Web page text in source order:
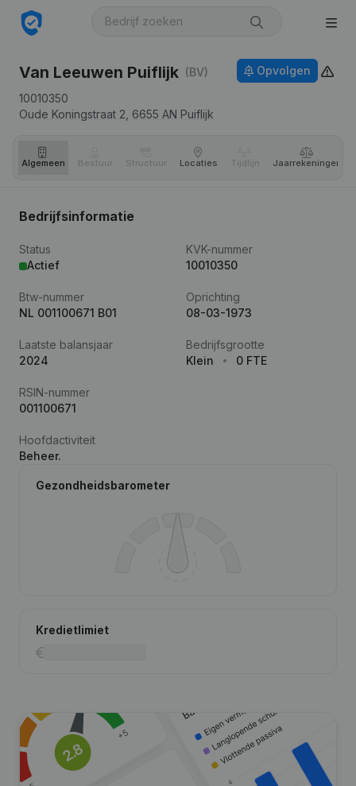
Van Leeuwen Puiflijk (BV)
10010350
Oude Koningstraat 2, 6655 AN Puiflijk
Opvolgen
Algemeen Bestuur Structuur Locaties Tijdlijn Jaar­rekeningen
Bedrijfsinformatie
Status
Actief
KVK-nummer
10010350
Btw-nummer
NL 001100671 B01
Oprichting
08-03-1973
Laatste balansjaar
2024
Bedrijfsgrootte
Klein
0 FTE
RSIN-nummer
001100671
Hoofdactiviteit
Beheer.
Gezondheidsbarometer
Kredietlimiet